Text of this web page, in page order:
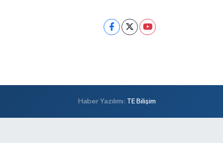
Haber Yazılımı: TE Bilişim